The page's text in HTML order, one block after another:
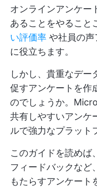
オンラインアンケー
あることをやること
い評価率 や社員の
に役立ちます。
しかし、貴重なデー
促すアンケートを作
のでしょうか。
共有しやすいアンケ
ルで強力なプラット
このガイドを読めば
フィードバックなど
もたらすアンケート